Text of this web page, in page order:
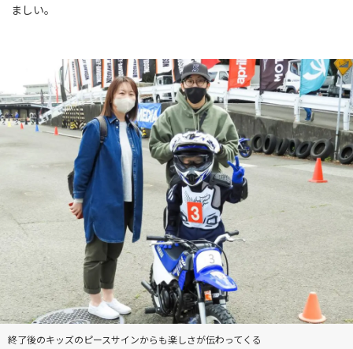
ましい。
終了後のキッズのピースサインからも楽しさが伝わってくる